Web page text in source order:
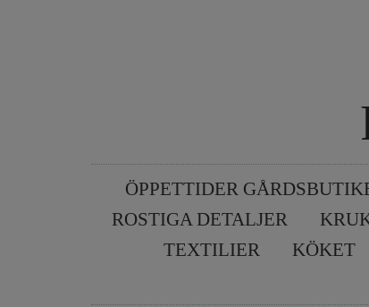
ÖPPETTIDER
ROSTIGA DETALJER
TEXTILIER
KÖKET